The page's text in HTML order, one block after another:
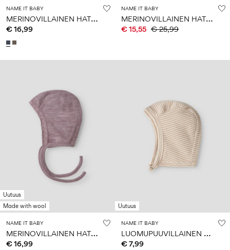
NAME IT BABY
M
ERINOVILLAINEN HATTU
€ 16,99
NAME IT BABY
M
ERINOVILLAINEN HATTU
€ 15,55 € 25,99
Uutuus
Made with wool
NAME IT BABY
M
ERINOVILLAINEN HATTU
€ 16,99
Uutuus
NAME IT BABY
L
UOMUPUUVILLAINEN HATTU
€ 7,99